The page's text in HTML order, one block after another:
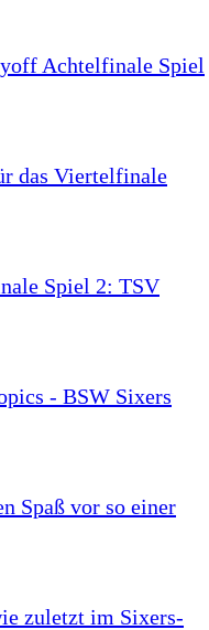
Achtelfinale Spiel
das Viertelfinale
Spiel 2: TSV
- BSW Sixers
Spaß vor so einer
zuletzt im Sixers-